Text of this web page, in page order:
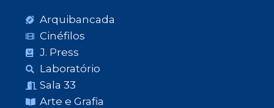
Arquibancada
Cinéfilos
J. Press
Laboratório
Sala 33
Arte e Grafia